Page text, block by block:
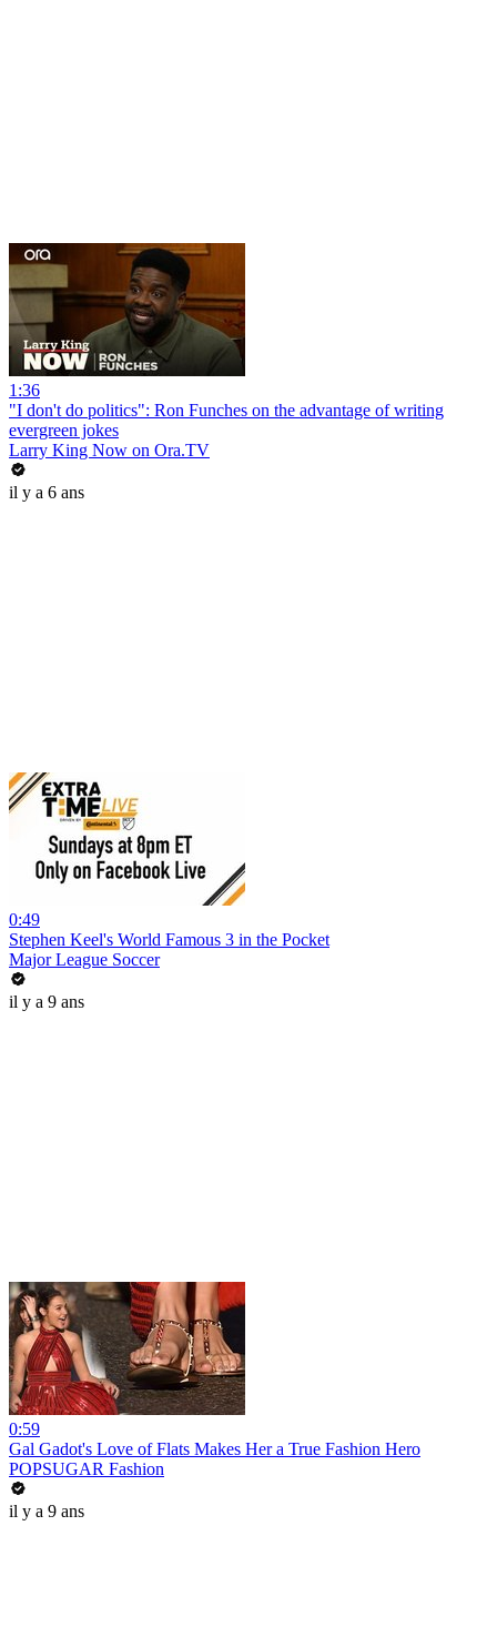
1:36
"I don't do politics": Ron Funches on the advantage of writing
evergreen jokes
Larry King Now on Ora.TV
il y a 6 ans
0:49
Stephen Keel's World Famous 3 in the Pocket
Major League Soccer
il y a 9 ans
0:59
Gal Gadot's Love of Flats Makes Her a True Fashion Hero
POPSUGAR Fashion
il y a 9 ans